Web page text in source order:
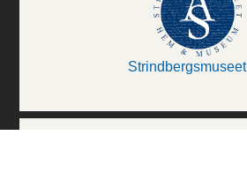
Strindbergsmuseet